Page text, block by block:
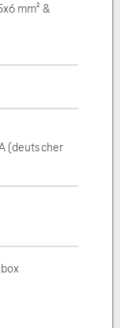
mm² &
(deutscher